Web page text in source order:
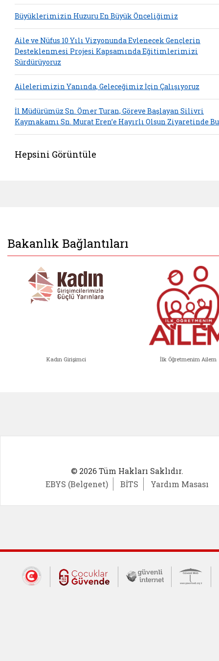
Büyüklerimizin Huzuru En Büyük Önceliğimiz
Aile ve Nüfus 10 Yılı Vizyonunda Evlenecek Gençlerin
Desteklenmesi Projesi Kapsamında Eğitimlerimizi
Sürdürüyoruz
Ailelerimizin Yanında, Geleceğimiz İçin Çalışıyoruz
İl Müdürümüz Sn. Ömer Turan, Göreve Başlayan Silivri
Kaymakamı Sn. Murat Eren’e Hayırlı Olsun Ziyaretinde
Hepsini Görüntüle
Bakanlık Bağlantıları
Kadın Girişimci İlk Öğretmenim Ailem
© 2026 Tüm Hakları Saklıdır.
EBYS (Belgenet)
BİTS Yardım Masası
Dış Bağlantılar
Cumhurbaşkanlığı İletişim Merkezi
Çocuklar Güvende (yeni
Güvenli